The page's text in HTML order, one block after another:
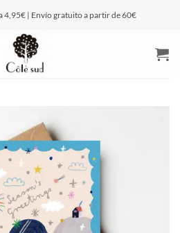
4,95€ | Envío gratuito a partir de 60€